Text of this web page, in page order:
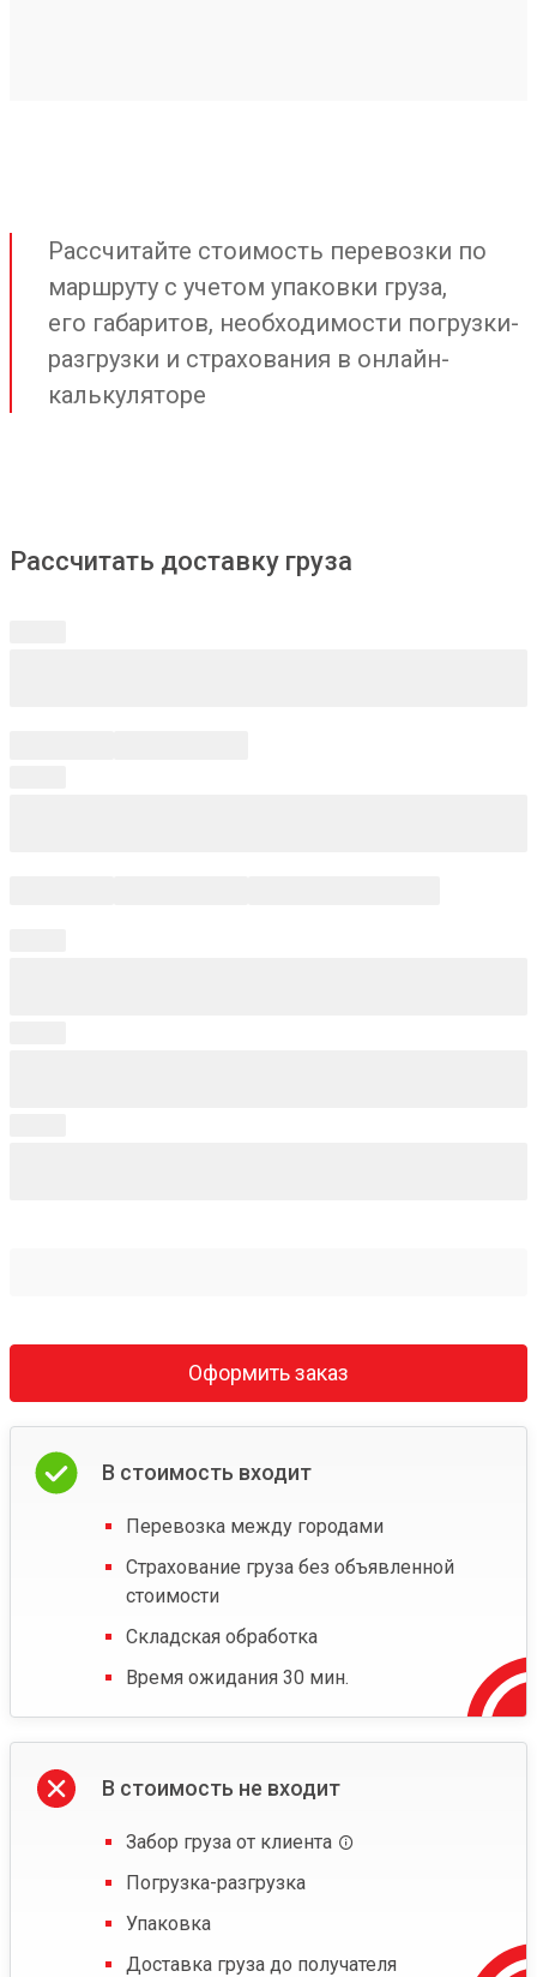
Рассчитайте стоимость перевозки по
маршруту с учетом упаковки груза,
его габаритов, необходимости погрузки-
разгрузки и страхования в онлайн-
калькуляторе
Рассчитать доставку груза
Оформить заказ
В стоимость входит
Перевозка между городами
Страхование груза без объявленной
стоимости
Складская обработка
Время ожидания 30 мин.
В стоимость не входит
Забор груза от клиента
Погрузка-разгрузка
Упаковка
Доставка груза до получателя